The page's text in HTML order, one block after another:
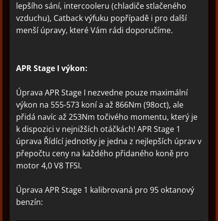
lepšího sání, intercooleru (chladiče stlačeného
vzduchu), Catback výfuku popřípadě i pro další
menší úpravy, které Vám rádi doporučíme.
APR Stage I výkon:
Úprava APR Stage I nezvedne pouze maximální
výkon na 555-573 koní a až 866Nm (98oct), ale
přidá navíc až 253Nm točivého momentu, který je
k dispozici v nejnižších otáčkách! APR Stage 1
úprava Řídící jednotky je jedna z nejlepších úprav v
přepočtu ceny na každého přidaného koně pro
motor 4,0 V8 TFSI.
Úprava APR Stage 1 kalibrovaná pro 95 oktanový
benzín: